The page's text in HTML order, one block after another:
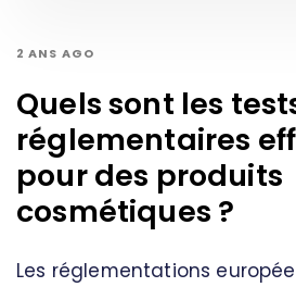
2 ANS AGO
Quels sont les
réglementaires
pour des produits
cosmétiques ?
Les réglementations